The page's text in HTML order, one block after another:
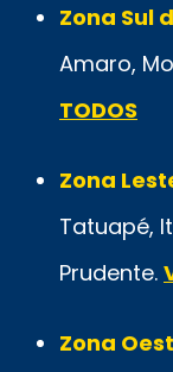
Zona Sul
Amaro,
TODOS
Zona
Tatuapé,
Prudente.
Zona